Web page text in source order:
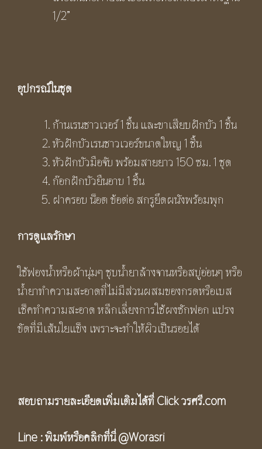
1/2”
อุปกรณ์ในชุด
ก้านเรนชาวเวอร์ 1 ชิ้น และขาเสียบฝักบัว 1 ชิ้น
หัวฝักบัวเรนชาวเวอร์ขนาดใหญ 1 ชิ้น
หัวฝักบัวมือจับ พร้อมสายยาว 150 ซม. 1 ชุด
ก๊อกฝักบัวยืนอาบ 1 ชิ้น
ฝาครอบ น็อต ข้อต่อ สกรูยึดผนังพร้อมพุก
การดูแลรักษา
ใช้ฟองน้ำหรือผ้านุ่มๆ ชุบน้ำยาล้างจานหรือสบู่อ่อนๆ หรือ
น้ำยาทำความสะอาดที่ไม่มีส่วนผสมของกรดหรือเบส
เช็คทำความสะอาด หลีกเลี่ยงการใช้ผงซักฟอก แปรง
ขัดที่มีเส้นใยแข็ง เพราะจะทำให้ผิวเป็นรอยได้
สอบถามรายละเอียดเพิ่มเติมได้ที่ Clickวรศรี.com
Line :พิมพ์หรือคลิกที่นี่@Worasri